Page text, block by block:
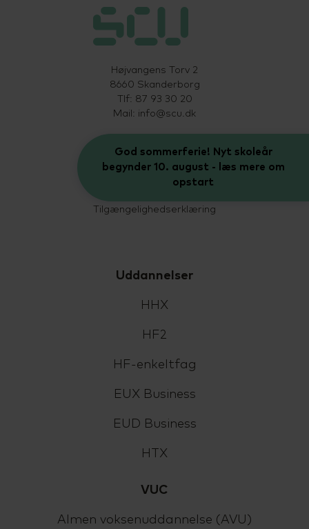
Højvangens Torv 2
8660 Skanderborg
Tlf: 87 93 30 20
Mail: info@scu.dk
CVR: 33359217
EAN: 5798000554191
Cookiepolitik
Tilgængelighedserklæring
Uddannelser
HHX
HF2
HF-enkeltfag
EUX Business
EUD Business
HTX
VUC
Almen voksenuddannelse (AVU)
God sommerferie! Nyt skoleår
begynder 10. august - læs mere om
opstart